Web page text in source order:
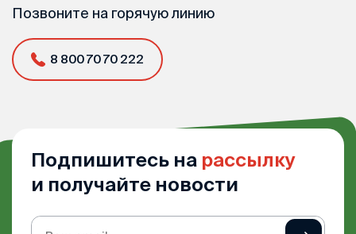
Позвоните на горячую линию
8 800 70 70 222
Подпишитесь на рассылку
и получайте новости
Подписка